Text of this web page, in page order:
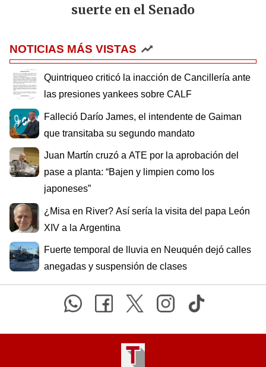
suerte en el Senado
NOTICIAS MÁS VISTAS
Quintriqueo criticó la inacción de Cancillería ante
las presiones yankees sobre CALF
Falleció Darío James, el intendente de Gaiman
que transitaba su segundo mandato
Juan Martín cruzó a ATE por la aprobación del
pase a planta: “Bajen y limpien como los
japoneses”
¿Misa en River? Así sería la visita del papa León
XIV a la Argentina
Fuerte temporal de lluvia en Neuquén dejó calles
anegadas y suspensión de clases